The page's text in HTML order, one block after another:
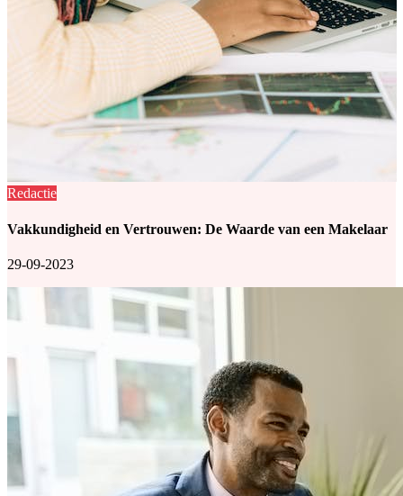
Redactie
Vakkundigheid en Vertrouwen: De Waarde van een Makelaar
29-09-2023